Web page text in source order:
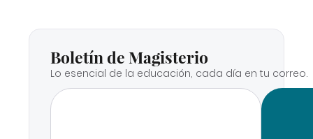
Boletín de Magisterio
Lo esencial de la educación, cada día en tu correo.